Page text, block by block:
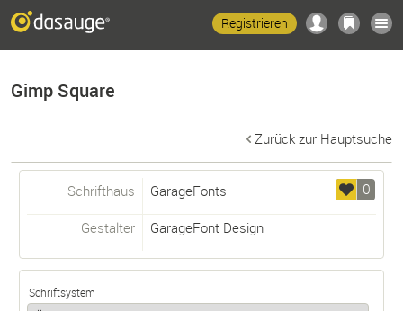
Registrieren
Gimp Square
Zurück zur Hauptsuche
0
Schrifthaus GarageFonts
Gestalter GarageFont Design
Schriftsystem